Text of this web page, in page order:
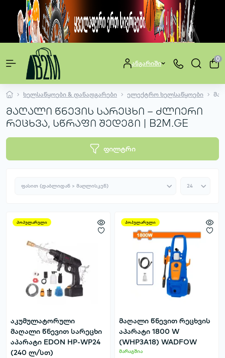
ანგარიში
0
ხელსაწყოები & დანადგარები ელექტრო ხელსაწყოები
მაღალი წნევის სარეცხი – ძლიერი
რეცხვა, სწრაფი შედეგი | B2M.GE
ფილტრი
პოპულარული
აკუმულატორული
მაღალი წნევით სარეცხი
აპარატი EDON HP-WP24
(240 ლ/სთ)
პოპულარული
მაღალი წნევით რეცხვის
აპარატი 1800 W
(WHP3A18) WADFOW
მარაგშია